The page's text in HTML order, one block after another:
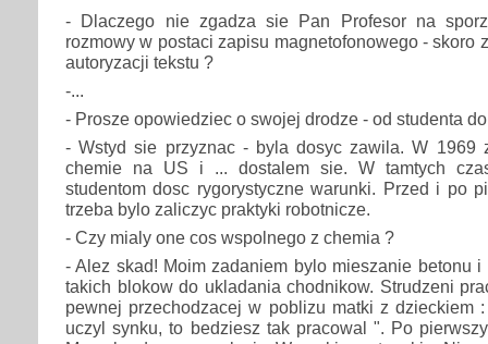
- Dlaczego nie zgadza sie Pan Profesor na
rozmowy w postaci zapisu magnetofonowego - skoro
autoryzacji tekstu ?
-...
- Prosze opowiedziec o swojej drodze - od studenta
- Wstyd sie przyznac - byla dosyc zawila. W 1969
chemie na US i ... dostalem sie. W tamtych
studentom dosc rygorystyczne warunki. Przed i po
trzeba bylo zaliczyc praktyki robotnicze.
- Czy mialy one cos wspolnego z chemia ?
- Alez skad! Moim zadaniem bylo mieszanie betonu
takich blokow do ukladania chodnikow. Strudzeni
pewnej przechodzacej w poblizu matki z dzieckiem
uczyl synku, to bedziesz tak pracowal ". Po